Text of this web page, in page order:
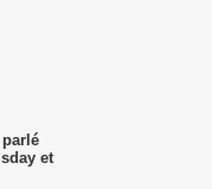
parlé
et